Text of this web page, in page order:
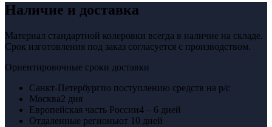
Наличие и доставка
Материал стандартной колеровки всегда в наличие на складе.
Срок изготовления под заказ согласуется с производством.
Ориентировочные сроки доставки
Санкт-Петербургпо поступлению средств на р/с
Москва2 дня
Европейская часть России4 – 6 дней
Отдаленные регионыот 10 дней